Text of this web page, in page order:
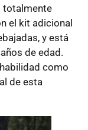
totalmente
el kit adicional
y está
de edad.
como
de esta